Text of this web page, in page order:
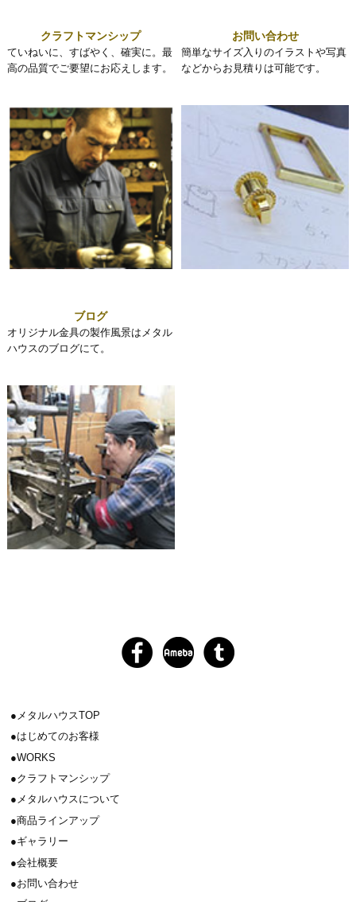
クラフトマンシップ
ていねいに、すばやく、確実に。最
高の品質でご要望にお応えします。
お問い合わせ
簡単なサイズ入りのイラストや写真
などからお見積りは可能です。
ブログ
オリジナル金具の製作風景はメタル
ハウスのブログにて。
メタルハウスTOP
はじめてのお客様
WORKS
クラフトマンシップ
メタルハウスについて
商品ラインアップ
ギャラリー
会社概要
お問い合わせ